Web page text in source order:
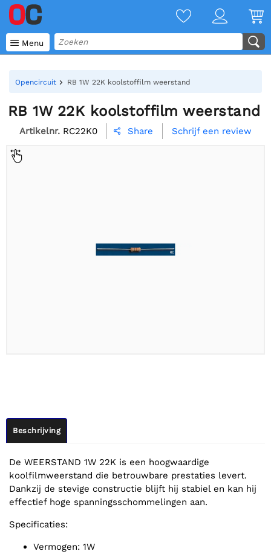
 Menu
Opencircuit RB 1W 22K koolstoffilm weerstand
RB 1W 22K koolstoffilm weerstand
Artikelnr. RC22K0  Share Schrijf een review
Beschrijving
De WEERSTAND 1W 22K is een hoogwaardige
koolfilmweerstand die betrouwbare prestaties levert.
Dankzij de stevige constructie blijft hij stabiel en kan hij
effectief hoge spanningsschommelingen aan.
Specificaties:
Vermogen: 1W